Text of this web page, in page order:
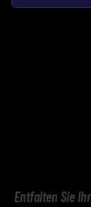
Entfalten Sie